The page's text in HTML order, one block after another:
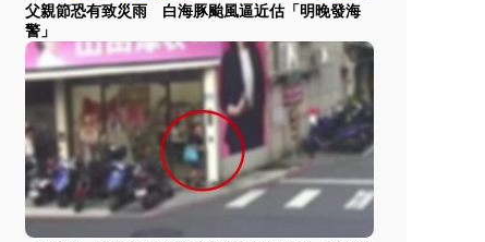
父親節恐有致災雨 白海豚颱風逼近估「明晚發海
警」